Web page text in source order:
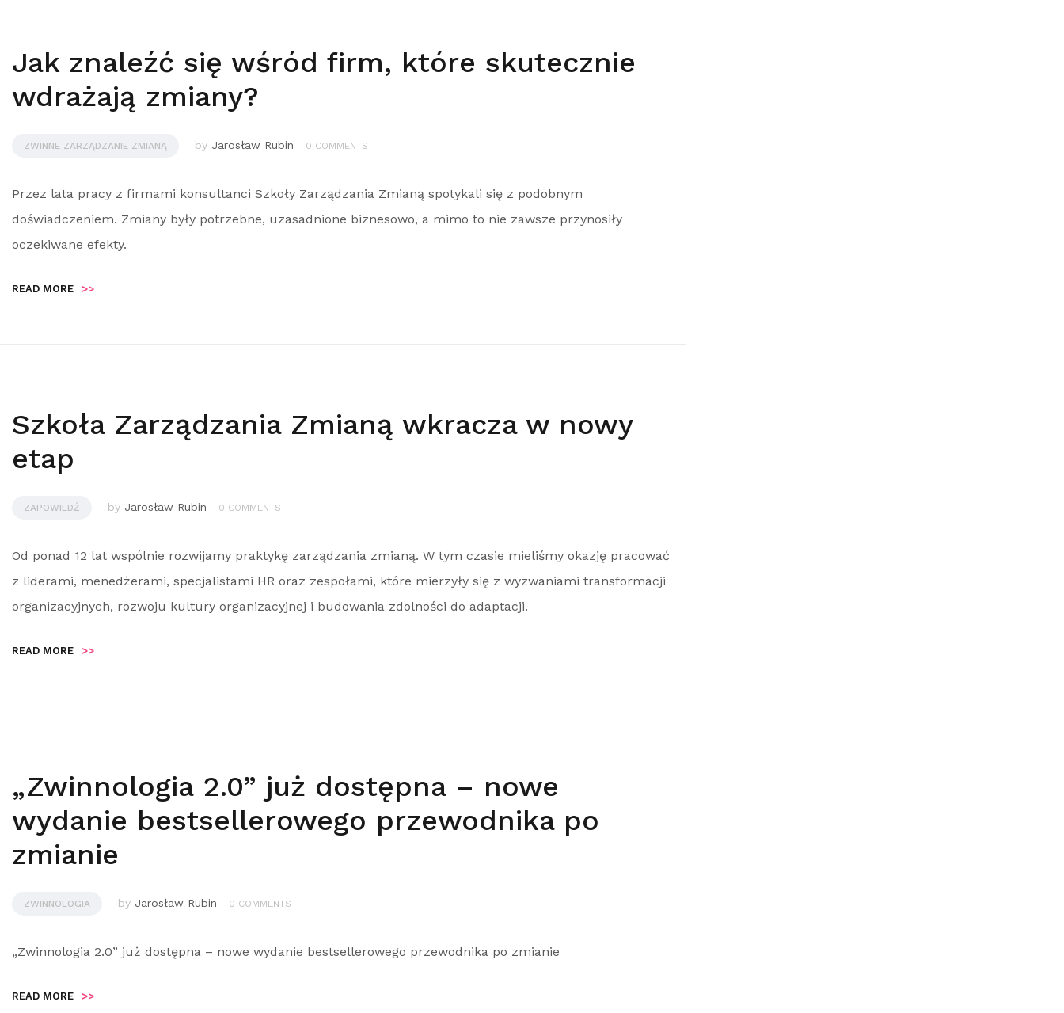
Jak znaleźć się wśród firm, które skutecznie
wdrażają zmiany?
ZWINNE ZARZĄDZANIE ZMIANĄ by Jarosław Rubin 0 COMMENTS
Przez lata pracy z firmami konsultanci Szkoły Zarządzania Zmianą spotykali się z podobnym
doświadczeniem. Zmiany były potrzebne, uzasadnione biznesowo, a mimo to nie zawsze przynosiły
oczekiwane efekty.
READ MORE >>
Szkoła Zarządzania Zmianą wkracza w nowy
etap
ZAPOWIEDŹ by Jarosław Rubin 0 COMMENTS
Od ponad 12 lat wspólnie rozwijamy praktykę zarządzania zmianą. W tym czasie mieliśmy okazję pracować
z liderami, menedżerami, specjalistami HR oraz zespołami, które mierzyły się z wyzwaniami transformacji
organizacyjnych, rozwoju kultury organizacyjnej i budowania zdolności do adaptacji.
READ MORE >>
„Zwinnologia 2.0” już dostępna – nowe
wydanie bestsellerowego przewodnika po
zmianie
ZWINNOLOGIA by Jarosław Rubin 0 COMMENTS
„Zwinnologia 2.0” już dostępna – nowe wydanie bestsellerowego przewodnika po zmianie
READ MORE >>